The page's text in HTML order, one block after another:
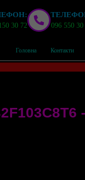
30 72 096 550 30
Головна Контакти
-